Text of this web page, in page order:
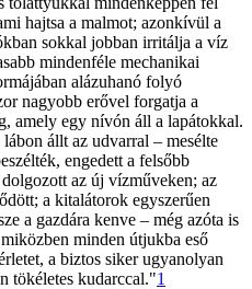
hajtsa a malmot; azonkívül a
sokkal jobban irritálja a víz
mindenféle mechanikai
alázuhanó folyó
nagyobb erővel forgatja a
amely egy nívón áll a lapátokkal.
állt az udvarral – mesélte
engedett a felsőbb
az új vízműveken; az
a kitalátorok egyszerűen
a gazdára kenve – még azóta is
minden útjukba eső
a biztos siker ugyanolyan
tökéletes kudarccal."1